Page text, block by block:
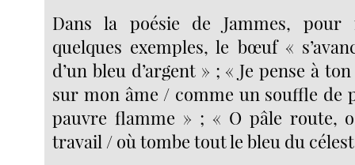
Dans la poésie de Jammes,
quelques exemples, le bœuf «
d’un bleu d’argent » ; « Je pense à
sur mon âme / comme un souffle de
pauvre flamme » ; « O pâle route,
travail / où tombe tout le bleu du